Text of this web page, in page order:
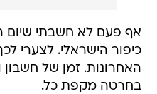
אף פעם לא חשבתי שיום
כיפור הישראלי. לצערי
האחרונות. זמן של חשבון
בחרטה מקפת כל.